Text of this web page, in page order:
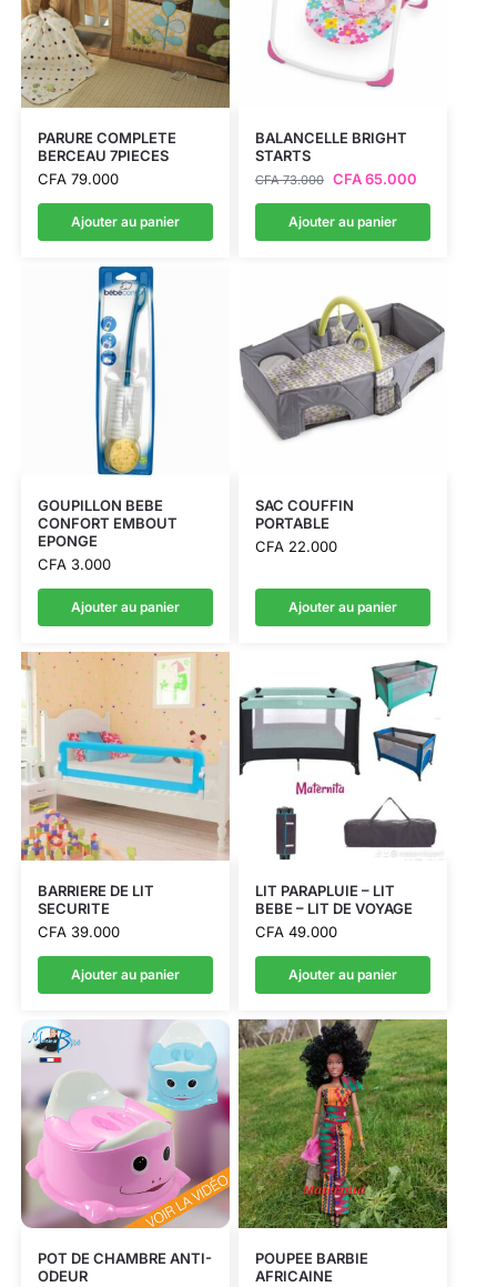
PARURE COMPLETE
BERCEAU 7PIECES
CFA79.000
Ajouter au panier
BALANCELLE BRIGHT
STARTS
CFA73.000 CFA65.000
Ajouter au panier
GOUPILLON BEBE
CONFORT EMBOUT
EPONGE
CFA3.000
Ajouter au panier
SAC COUFFIN
PORTABLE
CFA22.000
Ajouter au panier
BARRIERE DE LIT
SECURITE
CFA39.000
Ajouter au panier
LIT PARAPLUIE – LIT
BEBE – LIT DE VOYAGE
CFA49.000
Ajouter au panier
POT DE CHAMBRE ANTI-
ODEUR
POUPEE BARBIE
AFRICAINE